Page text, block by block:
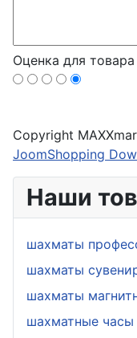
Наши
шахматы
шахматы
шахматы
шахматные часы
Оценка для товара
Copyright
JoomShopping